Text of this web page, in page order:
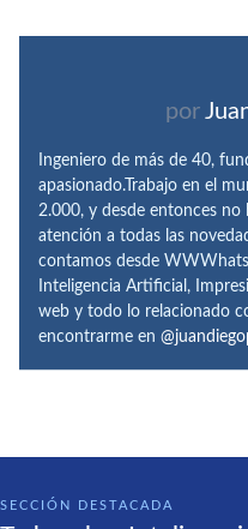
por
Ingeniero de más de 40,
apasionado.Trabajo en el
2.000, y desde entonces
atención a todas las
contamos desde
Inteligencia Artificial,
web y todo lo relacionado
encontrarme en
SECCIÓN DESTACADA